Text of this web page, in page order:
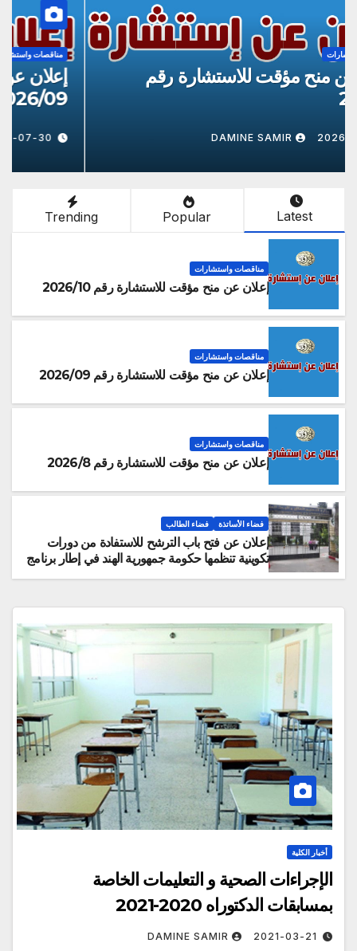
مناقصات واستشارات
إعلان عن منح مؤقت للاستشارة رقم
2026-07-30
DAMINE SAMIR
Latest
Popular
Trending
مناقصات واستشارات
إعلان عن منح مؤقت للاستشارة رقم 2026/10
مناقصات واستشارات
إعلان عن منح مؤقت للاستشارة رقم 2026/09
مناقصات واستشارات
إعلان عن منح مؤقت للاستشارة رقم 2026/8
فضاء الأساتذة فضاء الطالب
إعلان عن فتح باب الترشح للاستفادة من دورات
تكوينية تنظمها حكومة جمهورية الهند في إطار برنامج
التعاون الفني والاقتصادي الهندي (ITEC)
أخبار الكلية
الإجراءات الصحية و التعليمات الخاصة
بمسابقات الدكتوراه 2020-2021
2021-03-21
DAMINE SAMIR